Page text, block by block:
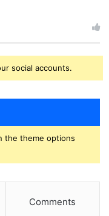
social accounts.
the theme options
Comments